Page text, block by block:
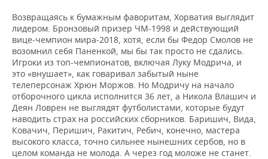
Возвращаясь к бумажным фаворитам, Хорватия выглядит
лидером. Бронзовый призер ЧМ-1998 и действующий
вице-чемпион мира-2018, хотя, если бы Федор Смолов не
возомнил себя Паненкой, мы бы так просто не сдались.
Игроки из топ-чемпионатов, включая Луку Модрича, и
это «внушает», как говаривал забытый ныне
телеперсонаж Хрюн Моржов. Но Модричу на начало
отборочного цикла исполнится 36 лет, а Никола Влашич и
Деян Ловрен не выглядят футболистами, которые будут
наводить страх на российских сборников. Баришич, Вида,
Ковачич, Перишич, Ракитич, Ребич, конечно, мастера
высокого класса, точно сильнее нынешних сербов, но в
целом команда не молода. А через год моложе не станет.